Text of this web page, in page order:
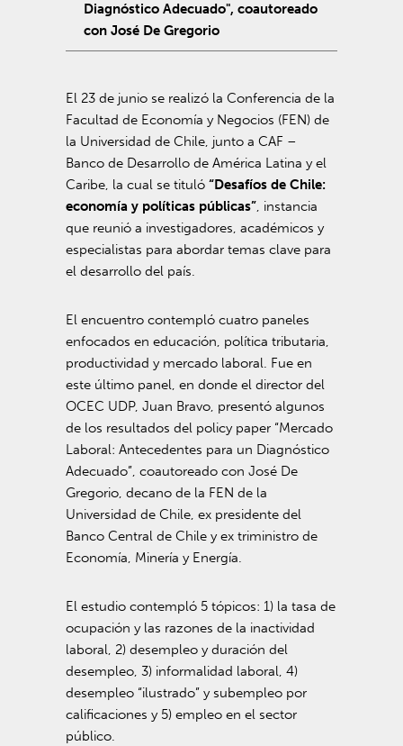
Diagnóstico Adecuado", coautoreado
con José De Gregorio
El 23 de junio se realizó la Conferencia de la
Facultad de Economía y Negocios (FEN) de
la Universidad de Chile, junto a CAF –
Banco de Desarrollo de América Latina y el
Caribe, la cual se tituló“Desafíos de Chile:
economía y políticas públicas”, instancia
que reunió a investigadores, académicos y
especialistas para abordar temas clave para
el desarrollo del país.
El encuentro contempló cuatro paneles
enfocados en educación, política tributaria,
productividad y mercado laboral. Fue en
este último panel, en donde el director del
OCEC UDP, Juan Bravo, presentó algunos
de los resultados del policy paper “Mercado
Laboral: Antecedentes para un Diagnóstico
Adecuado”, coautoreado con José De
Gregorio, decano de la FEN de la
Universidad de Chile, ex presidente del
Banco Central de Chile y ex triministro de
Economía, Minería y Energía.
El estudio contempló 5 tópicos: 1) la tasa de
ocupación y las razones de la inactividad
laboral, 2) desempleo y duración del
desempleo, 3) informalidad laboral, 4)
desempleo “ilustrado” y subempleo por
calificaciones y 5) empleo en el sector
público.